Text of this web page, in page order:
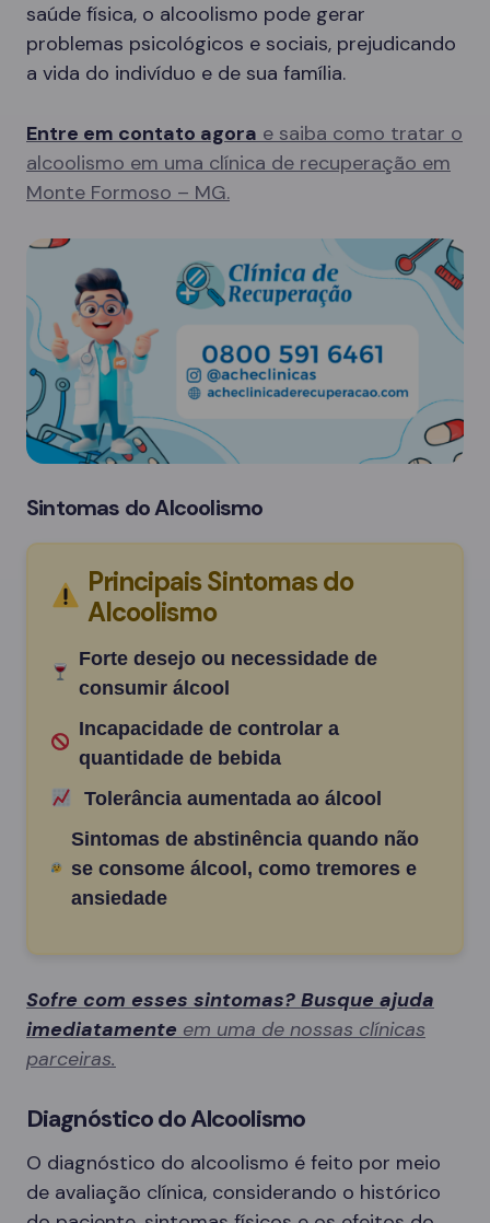
saúde física, o alcoolismo pode gerar
problemas psicológicos e sociais, prejudicando
a vida do indivíduo e de sua família.
Entre em contato agora e saiba como tratar o
alcoolismo em uma clínica de recuperação em
Monte Formoso – MG.
Sintomas do Alcoolismo
Principais Sintomas do
Alcoolismo
Forte desejo ou necessidade de
consumir álcool
Incapacidade de controlar a
quantidade de bebida
Tolerância aumentada ao álcool
Sintomas de abstinência quando não
se consome álcool, como tremores e
ansiedade
Sofre com esses sintomas? Busque ajuda
imediatamente em uma de nossas clínicas
parceiras.
Diagnóstico do Alcoolismo
O diagnóstico do alcoolismo é feito por meio
de avaliação clínica, considerando o histórico